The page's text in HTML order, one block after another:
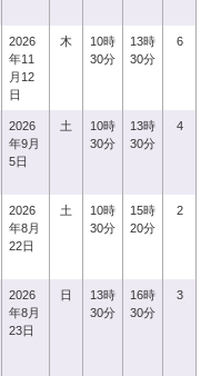
2026
年11
月12
日
木
10時
30分
13時
30分
6
2026
年9月
5日
土
10時
30分
13時
30分
4
2026
年8月
22日
土
10時
30分
15時
20分
2
2026
年8月
23日
日
13時
30分
16時
30分
3